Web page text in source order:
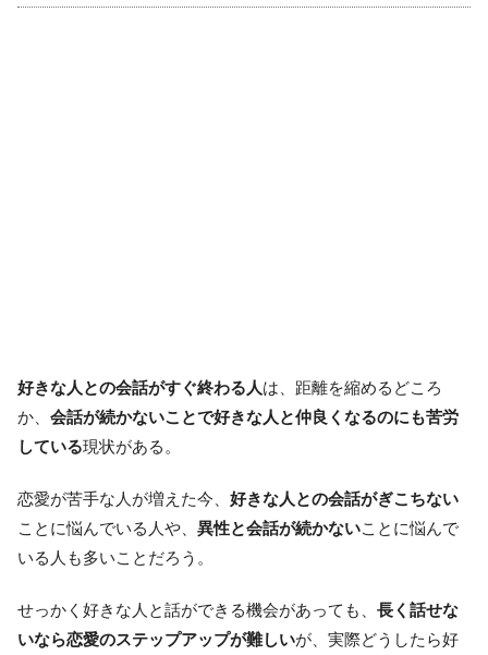
好きな人との会話がすぐ終わる人は、距離を縮めるどころ
か、 会話が続かないことで好きな人と仲良くなるのにも苦労
している現状がある。
恋愛が苦手な人が増えた今、 好きな人との会話がぎこちない
ことに悩んでいる人や、 異性と会話が続かないことに悩んで
いる人も多いことだろう。
せっかく好きな人と話ができる機会があっても、 長く話せな
いなら恋愛のステップアップが難しいが、実際どうしたら好